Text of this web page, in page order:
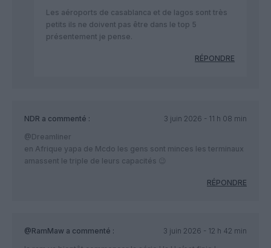
Les aéroports de casablanca et de lagos sont très
petits ils ne doivent pas être dans le top 5
présentement je pense.
RÉPONDRE
NDR a commenté :
3 juin 2026 - 11 h 08 min
@Dreamliner
en Afrique yapa de Mcdo les gens sont minces les terminaux
amassent le triple de leurs capacités 😉
RÉPONDRE
@RamMaw a commenté :
3 juin 2026 - 12 h 42 min